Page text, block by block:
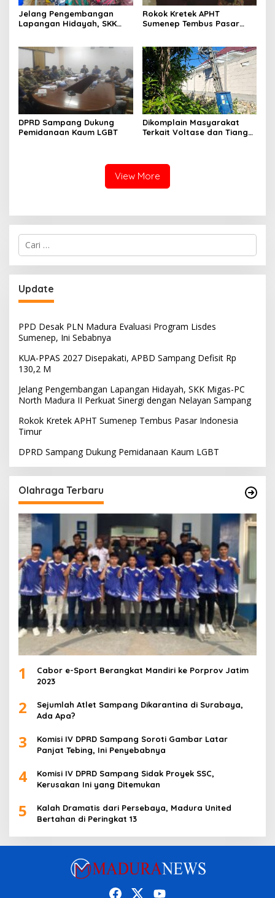
Jelang Pengembangan
Lapangan Hidayah, SKK
Nelayan Sampang
Rokok Kretek APHT
Sumenep Tembus Pasar
DPRD Sampang Dukung
Pemidanaan Kaum LGBT
Dikomplain Masyarakat
Terkait Voltase dan Tiang
View More
Cari
untuk:
Update
PPD Desak PLN Madura Evaluasi Program Lisdes
Sumenep, Ini Sebabnya
KUA-PPAS 2027 Disepakati, APBD Sampang Defisit Rp
130,2 M
Jelang Pengembangan Lapangan Hidayah, SKK Migas-PC
North Madura II Perkuat Sinergi dengan Nelayan Sampang
Rokok Kretek APHT Sumenep Tembus Pasar Indonesia
Timur
DPRD Sampang Dukung Pemidanaan Kaum LGBT
Olahraga Terbaru
1
Cabor e-Sport Berangkat Mandiri ke Porprov Jatim
2023
2
Sejumlah Atlet Sampang Dikarantina di Surabaya,
Ada Apa?
3
Komisi IV DPRD Sampang Soroti Gambar Latar
Panjat Tebing, Ini Penyebabnya
4
Komisi IV DPRD Sampang Sidak Proyek SSC,
Kerusakan Ini yang Ditemukan
5
Kalah Dramatis dari Persebaya, Madura United
Bertahan di Peringkat 13